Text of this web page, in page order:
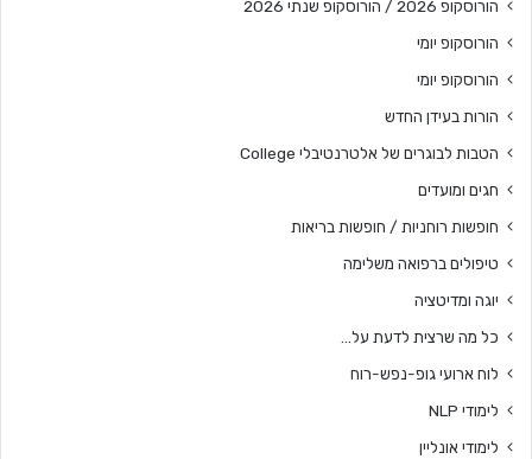
הורוסקופ 2026 / הורוסקופ שנתי 2026
הורוסקופ יומי
הורוסקופ יומי
הורות בעידן החדש
הטבות לבוגרים של אלטרנטיבלי College
חגים ומועדים
חופשות רוחניות / חופשות בריאות
טיפולים ברפואה משלימה
יוגה ומדיטציה
כל מה שרצית לדעת על…
לוח ארועי גופ-נפש-רוח
לימודי NLP
לימודי אונליין